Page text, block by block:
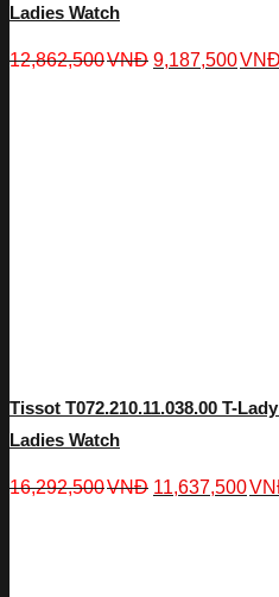
Ladies Watch
12,862,500VNĐ 9,187,500VNĐ
Tissot T072.210.11.038.00 T-
Ladies Watch
16,292,500VNĐ 11,637,500